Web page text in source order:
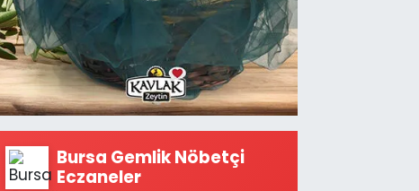
Bursa Gemlik Nöbetçi
Eczaneler